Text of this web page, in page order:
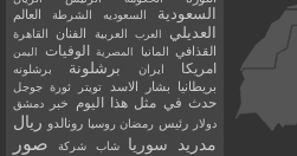
السعودية السعوديه الشرطة العالم
العديلي العرب العربية الفنان القاهرة
القذافي المانيا المصرية الوفيات اليمن
امريكا ايران برشلونة برشلونه
بريطانيا بشار الاسد تويتر ثورة جوجل
حدث في مثل هذا اليوم خبر دمشق
دولار رئيس رمضان روسيا رونالدو ريال
مدريد
سوريا شاب شركة صور